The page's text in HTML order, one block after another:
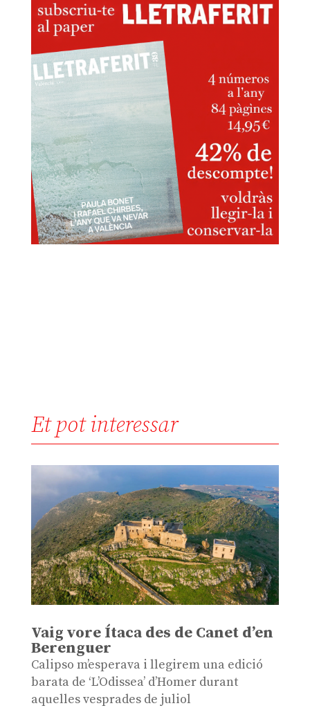
Et pot interessar
Vaig vore Ítaca des de Canet d’en
Berenguer
Calipso m’esperava i llegirem una edició
barata de ‘L’Odissea’ d’Homer durant
aquelles vesprades de juliol